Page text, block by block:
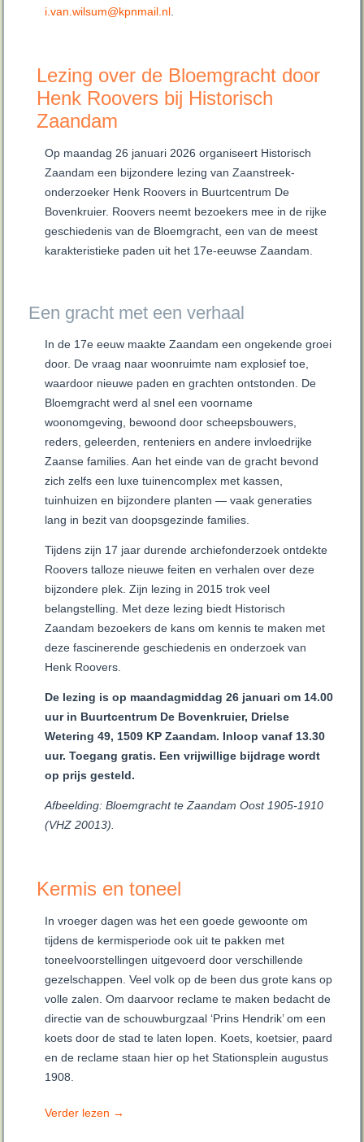
i.van.wilsum@kpnmail.nl
Lezing over de Bloemgracht door
Henk Roovers bij Historisch
Zaandam
Op maandag 26 januari 2026 organiseert Historisch
Zaandam een bijzondere lezing van Zaanstreek-
onderzoeker Henk Roovers in Buurtcentrum De
Bovenkruier. Roovers neemt bezoekers mee in de rijke
geschiedenis van de Bloemgracht, een van de meest
karakteristieke paden uit het 17e‑eeuwse Zaandam.
Een gracht met een verhaal
In de 17e eeuw maakte Zaandam een ongekende groei
door. De vraag naar woonruimte nam explosief toe,
waardoor nieuwe paden en grachten ontstonden. De
Bloemgracht werd al snel een voorname
woonomgeving, bewoond door scheepsbouwers,
reders, geleerden, renteniers en andere invloedrijke
Zaanse families. Aan het einde van de gracht bevond
zich zelfs een luxe tuinencomplex met kassen,
tuinhuizen en bijzondere planten — vaak generaties
lang in bezit van doopsgezinde families.
Tijdens zijn 17 jaar durende archiefonderzoek ontdekte
Roovers talloze nieuwe feiten en verhalen over deze
bijzondere plek. Zijn lezing in 2015 trok veel
belangstelling. Met deze lezing biedt Historisch
Zaandam bezoekers de kans om kennis te maken met
deze fascinerende geschiedenis en onderzoek van
Henk Roovers.
De lezing is op maandagmiddag 26 januari om 14.00
uur in Buurtcentrum De Bovenkruier, Drielse
Wetering 49, 1509 KP Zaandam. Inloop vanaf 13.30
uur. Toegang gratis. Een vrijwillige bijdrage wordt
op prijs gesteld.
Afbeelding: Bloemgracht te Zaandam Oost 1905-1910
(VHZ 20013).
Kermis en toneel
In vroeger dagen was het een goede gewoonte om
tijdens de kermisperiode ook uit te pakken met
toneelvoorstellingen uitgevoerd door verschillende
gezelschappen. Veel volk op de been dus grote kans op
volle zalen. Om daarvoor reclame te maken bedacht de
directie van de schouwburgzaal ‘Prins Hendrik’ om een
koets door de stad te laten lopen. Koets, koetsier, paard
en de reclame staan hier op het Stationsplein augustus
1908.
Verder lezen →